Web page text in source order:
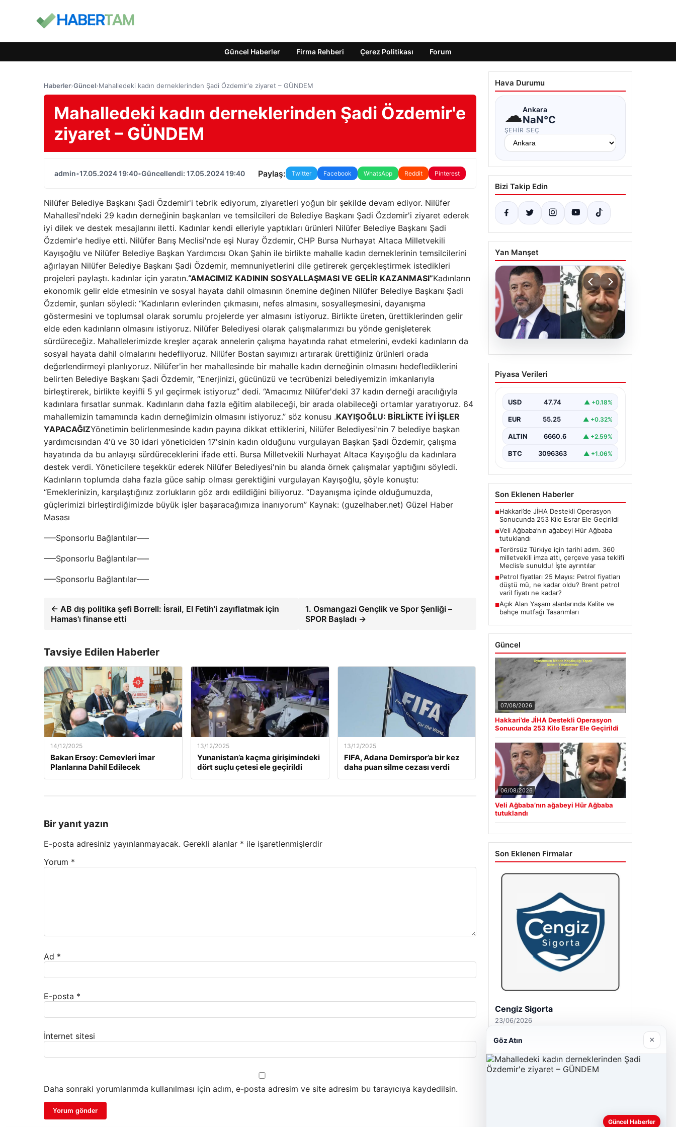
Güncel Haberler Firma Rehberi Çerez Politikası Forum
Haberler›Güncel›Mahalledeki kadın derneklerinden Şadi Özdemir'e ziyaret – GÜNDEM
Mahalledeki kadın derneklerinden Şadi Özdemir'e
ziyaret – GÜNDEM
admin•17.05.2024 19:40•Güncellendi: 17.05.2024 19:40 Paylaş: Twitter Facebook WhatsApp Reddit Pinterest
Nilüfer Belediye Başkanı Şadi Özdemir'i tebrik ediyorum, ziyaretleri yoğun bir şekilde devam ediyor. Nilüfer
Mahallesi'ndeki 29 kadın derneğinin başkanları ve temsilcileri de Belediye Başkanı Şadi Özdemir'i ziyaret ederek
iyi dilek ve destek mesajlarını iletti. Kadınlar kendi elleriyle yaptıkları ürünleri Nilüfer Belediye Başkanı Şadi
Özdemir'e hediye etti. Nilüfer Barış Meclisi'nde eşi Nuray Özdemir, CHP Bursa Nurhayat Altaca Milletvekili
Kayışoğlu ve Nilüfer Belediye Başkan Yardımcısı Okan Şahin ile birlikte mahalle kadın derneklerinin temsilcilerini
ağırlayan Nilüfer Belediye Başkanı Şadi Özdemir, memnuniyetlerini dile getirerek gerçekleştirmek istedikleri
projeleri paylaştı. kadınlar için yaratın.“AMACIMIZ KADININ SOSYALLAŞMASI VE GELİR KAZANMASI”Kadınların
ekonomik gelir elde etmesinin ve sosyal hayata dahil olmasının önemine değinen Nilüfer Belediye Başkanı Şadi
Özdemir, şunları söyledi: “Kadınların evlerinden çıkmasını, nefes almasını, sosyalleşmesini, dayanışma
göstermesini ve toplumsal olarak sorumlu projelerde yer almasını istiyoruz. Birlikte üreten, ürettiklerinden gelir
elde eden kadınların olmasını istiyoruz. Nilüfer Belediyesi olarak çalışmalarımızı bu yönde genişleterek
sürdüreceğiz. Mahallelerimizde kreşler açarak annelerin çalışma hayatında rahat etmelerini, evdeki kadınların da
sosyal hayata dahil olmalarını hedefliyoruz. Nilüfer Bostan sayımızı artırarak ürettiğiniz ürünleri orada
değerlendirmeyi planlıyoruz. Nilüfer'in her mahallesinde bir mahalle kadın derneğinin olmasını hedeflediklerini
belirten Belediye Başkanı Şadi Özdemir, “Enerjinizi, gücünüzü ve tecrübenizi belediyemizin imkanlarıyla
birleştirerek, birlikte keyifli 5 yıl geçirmek istiyoruz” dedi. “Amacımız Nilüfer'deki 37 kadın derneği aracılığıyla
kadınlara fırsatlar sunmak. Kadınların daha fazla eğitim alabileceği, bir arada olabileceği ortamlar yaratıyoruz. 64
mahallemizin tamamında kadın derneğimizin olmasını istiyoruz.” söz konusu .KAYIŞOĞLU: BİRLİKTE İYİ İŞLER
YAPACAĞIZYönetimin belirlenmesinde kadın payına dikkat ettiklerini, Nilüfer Belediyesi'nin 7 belediye başkan
yardımcısından 4'ü ve 30 idari yöneticiden 17'sinin kadın olduğunu vurgulayan Başkan Şadi Özdemir, çalışma
hayatında da bu anlayışı sürdüreceklerini ifade etti. Bursa Milletvekili Nurhayat Altaca Kayışoğlu da kadınlara
destek verdi. Yöneticilere teşekkür ederek Nilüfer Belediyesi'nin bu alanda örnek çalışmalar yaptığını söyledi.
Kadınların toplumda daha fazla güce sahip olması gerektiğini vurgulayan Kayışoğlu, şöyle konuştu:
“Emeklerinizin, karşılaştığınız zorlukların göz ardı edildiğini biliyoruz. “Dayanışma içinde olduğumuzda,
güçlerimizi birleştirdiğimizde büyük işler başaracağımıza inanıyorum” Kaynak: (guzelhaber.net) Güzel Haber
Masası
—–Sponsorlu Bağlantılar—–
—–Sponsorlu Bağlantılar—–
—–Sponsorlu Bağlantılar—–
← AB dış politika şefi Borrell: İsrail, El Fetih'i zayıflatmak için
Hamas'ı finanse etti
1. Osmangazi Gençlik ve Spor Şenliği –
SPOR Başladı →
Tavsiye Edilen Haberler
14/12/2025
Bakan Ersoy: Cemevleri İmar
Planlarına Dahil Edilecek
13/12/2025
Yunanistan’a kaçma girişimindeki
dört suçlu çetesi ele geçirildi
13/12/2025
FIFA, Adana Demirspor’a bir kez
daha puan silme cezası verdi
Bir yanıt yazın
E-posta adresiniz yayınlanmayacak. Gerekli alanlar * ile işaretlenmişlerdir
Yorum *
Ad *
E-posta *
İnternet sitesi
Daha sonraki yorumlarımda kullanılması için adım, e-posta adresim ve site adresim bu tarayıcıya kaydedilsin.
Hava Durumu
☁Ankara
NaN°C
ŞEHIR SEÇ
Bizi Takip Edin
Yan Manşet
06.08.2026
Veli Ağbaba’nın ağabeyi
Hür Ağbaba tutuklandı
Piyasa Verileri
USD 47.74 ▲ +0.18%
EUR 55.25 ▲ +0.32%
ALTIN 6660.6 ▲ +2.59%
BTC 3096363 ▲ +1.06%
Son Eklenen Haberler
■Hakkari’de JİHA Destekli Operasyon
Sonucunda 253 Kilo Esrar Ele Geçirildi
■Veli Ağbaba’nın ağabeyi Hür Ağbaba
tutuklandı
■Terörsüz Türkiye için tarihi adım. 360
milletvekili imza attı, çerçeve yasa teklifi
Meclis’e sunuldu! İşte ayrıntılar
■Petrol fiyatları 25 Mayıs: Petrol fiyatları
düştü mü, ne kadar oldu? Brent petrol
varil fiyatı ne kadar?
■Açık Alan Yaşam alanlarında Kalite ve
bahçe mutfağı Tasarımları
Güncel
07/08/2026
Hakkari’de JİHA Destekli Operasyon
Sonucunda 253 Kilo Esrar Ele Geçirildi
06/08/2026
Veli Ağbaba’nın ağabeyi Hür Ağbaba
tutuklandı
Son Eklenen Firmalar
Cengiz Sigorta
23/06/2026
Göz Atın ×
Güncel Haberler